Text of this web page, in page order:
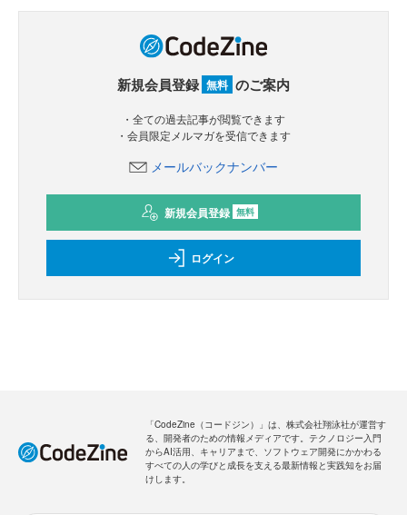
新規会員登録 無料 のご案内
・全ての過去記事が閲覧できます
・会員限定メルマガを受信できます
メールバックナンバー
新規会員登録 無料
ログイン
「CodeZine（コードジン）」は、株式会社翔泳社が運営す
る、開発者のための情報メディアです。テクノロジー入門
からAI活用、キャリアまで、ソフトウェア開発にかかわる
すべての人の学びと成長を支える最新情報と実践知をお届
けします。